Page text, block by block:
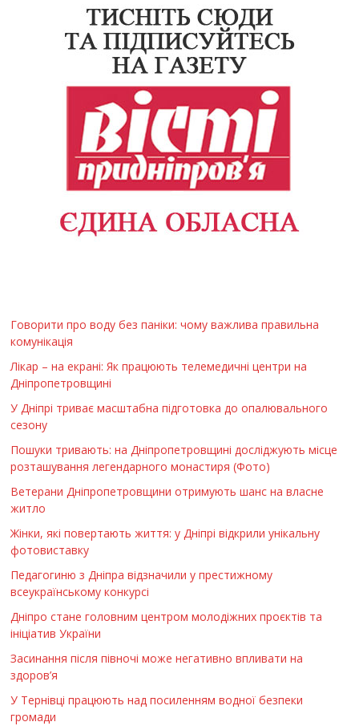
Говорити про воду без паніки: чому важлива правильна
комунікація
Лікар – на екрані: Як працюють телемедичні центри на
Дніпропетровщині
У Дніпрі триває масштабна підготовка до опалювального
сезону
Пошуки тривають: на Дніпропетровщині досліджують місце
розташування легендарного монастиря (Фото)
Ветерани Дніпропетровщини отримують шанс на власне
житло
Жінки, які повертають життя: у Дніпрі відкрили унікальну
фотовиставку
Педагогиню з Дніпра відзначили у престижному
всеукраїнському конкурсі
Дніпро стане головним центром молодіжних проєктів та
ініціатив України
Засинання після півночі може негативно впливати на
здоров’я
У Тернівці працюють над посиленням водної безпеки
громади